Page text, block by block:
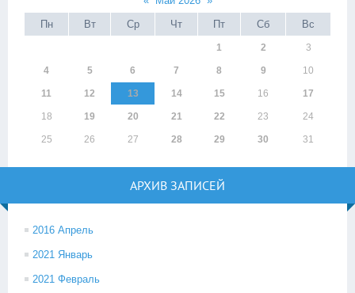
Пн
Вт Ср Чт Пт Сб Вс
1 2 3
4 5 6 7 8 9 10
11 12 13 14 15 16 17
18 19 20 21 22 23 24
25 26 27 28 29 30 31
АРХИВ ЗАПИСЕЙ
2016 Апрель
2021 Январь
2021 Февраль